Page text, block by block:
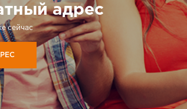
адрес
сейчас